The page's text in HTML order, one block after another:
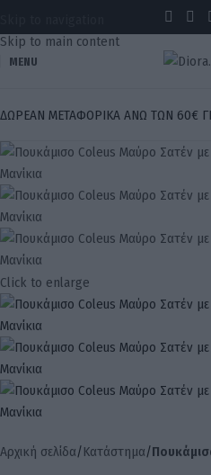
Skip to main content
MENU
ΔΩΡΕΑΝ ΜΕΤΑΦΟΡΙΚΑ ΑΝΩ ΤΩΝ 60€
Click to enlarge
Αρχική σελίδα Κατάστημα